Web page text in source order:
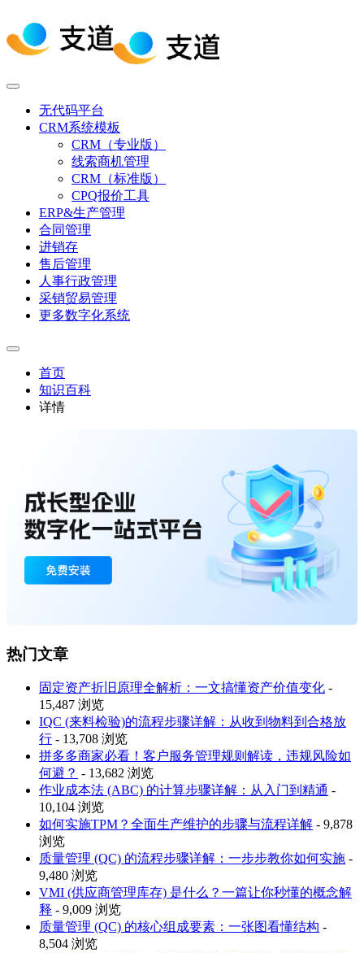
无代码平台
CRM系统模板
CRM（专业版）
线索商机管理
CRM（标准版）
CPQ报价工具
ERP&生产管理
合同管理
进销存
售后管理
人事行政管理
采销贸易管理
更多数字化系统
首页
知识百科
详情
热门文章
固定资产折旧原理全解析：一文搞懂资产价值变化 -
15,487 浏览
IQC (来料检验)的流程步骤详解：从收到物料到合格放
行 - 13,708 浏览
拼多多商家必看！客户服务管理规则解读，违规风险如
何避？ - 13,682 浏览
作业成本法 (ABC) 的计算步骤详解：从入门到精通 -
10,104 浏览
如何实施TPM？全面生产维护的步骤与流程详解 - 9,878
浏览
质量管理 (QC) 的流程步骤详解：一步步教你如何实施 -
9,480 浏览
VMI (供应商管理库存) 是什么？一篇让你秒懂的概念解
释 - 9,009 浏览
质量管理 (QC) 的核心组成要素：一张图看懂结构 -
8,504 浏览